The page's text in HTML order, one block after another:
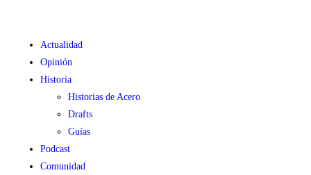
Actualidad
Opinión
Historia
Historias de Acero
Drafts
Guías
Podcast
Comunidad